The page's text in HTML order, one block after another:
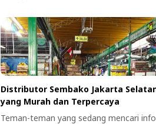
Distributor Sembako Jakarta
yang Murah dan Terpercaya
Teman-teman yang sedang mencari